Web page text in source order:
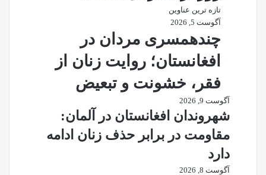
تازه ترین عناوین
آگوست 5, 2026
چندهمسری مردان در
افغانستان؛ روایت زنان از
فقر، خشونت و تبعیض
آگوست 9, 2026
شهروندان افغانستان در آلمان:
مقاومت در برابر حذف زنان ادامه
دارد
آگوست 8, 2026